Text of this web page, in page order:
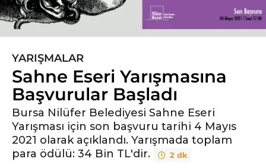
6
y
ı
l
ö
n
c
e
YARIŞMALAR
Sahne Eseri Yarışmasına
Başvurular Başladı
Bursa Nilüfer Belediyesi Sahne Eseri
Yarışması için son başvuru tarihi 4 Mayıs
2021 olarak açıklandı. Yarışmada toplam
para ödülü: 34 Bin TL'dir.
2 dk